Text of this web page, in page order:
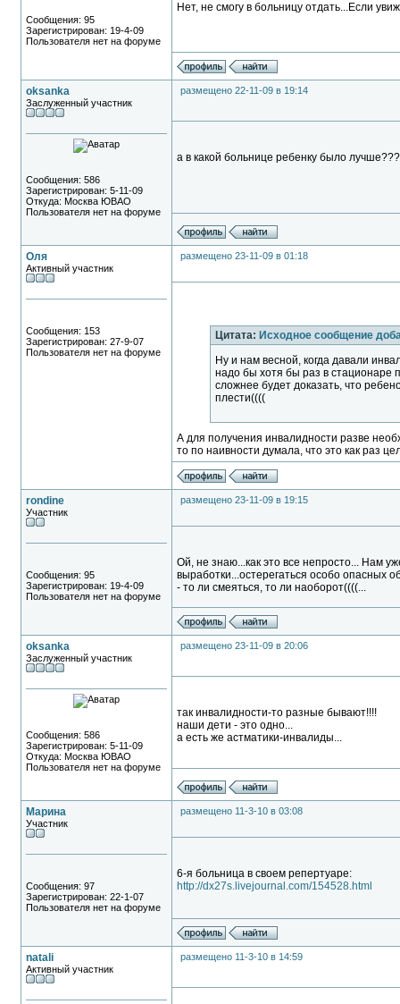
Сообщения: 95
Зарегистрирован: 19-4-09
Пользователя нет на форуме
Нет, не смогу в больницу отдать...Если
oksanka
Заслуженный участник
Сообщения: 586
Зарегистрирован: 5-11-09
Откуда: Москва ЮВАО
Пользователя нет на форуме
размещено 22-11-09 в 19:14
а в какой больнице ребенку было
Оля
Активный участник
Сообщения: 153
Зарегистрирован: 27-9-07
Пользователя нет на форуме
размещено 23-11-09 в 01:18
Цитата: Исходное сообщение
Ну и нам весной, когда давали
надо бы хотя бы раз в стационаре
сложнее будет доказать, что
плести((((
А для получения инвалидности разве
то по наивности думала, что это как раз
rondine
Участник
Сообщения: 95
Зарегистрирован: 19-4-09
Пользователя нет на форуме
размещено 23-11-09 в 19:15
Ой, не знаю...как это все непросто... Нам
выработки...остерегаться особо опасных
- то ли смеяться, то ли наоборот((((...
oksanka
Заслуженный участник
Сообщения: 586
Зарегистрирован: 5-11-09
Откуда: Москва ЮВАО
Пользователя нет на форуме
размещено 23-11-09 в 20:06
так инвалидности-то разные бывают!!!!
наши дети - это одно...
а есть же астматики-инвалиды...
Марина
Участник
Сообщения: 97
Зарегистрирован: 22-1-07
Пользователя нет на форуме
размещено 11-3-10 в 03:08
6-я больница в своем репертуаре:
http://dx27s.livejournal.com/154528.html
natali
Активный участник
размещено 11-3-10 в 14:59